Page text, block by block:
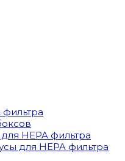
HEPA фильтра
для HEPA фильтра